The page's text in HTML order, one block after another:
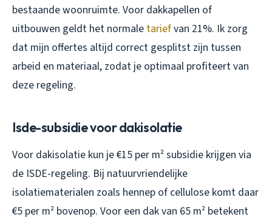
bestaande woonruimte. Voor dakkapellen of
uitbouwen geldt het normale tariefvan 21%. Ik zorg
dat mijn offertes altijd correct gesplitst zijn tussen
arbeid en materiaal, zodat je optimaal profiteert van
deze regeling.
Isde-subsidie voor dakisolatie
Voor dakisolatie kun je €15 per m² subsidie krijgen via
de ISDE-regeling. Bij natuurvriendelijke
isolatiematerialen zoals hennep of cellulose komt daar
€5 per m² bovenop. Voor een dak van 65 m² betekent